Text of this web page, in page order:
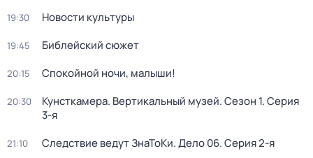
19:30 Новости культуры
19:45 Библейский сюжет
20:15 Спокойной ночи, малыши!
20:30 Кунсткамера. Вертикальный музей. Сезон 1. Серия
3-я
21:10 Следствие ведут ЗнаТоКи. Дело 06. Серия 2-я